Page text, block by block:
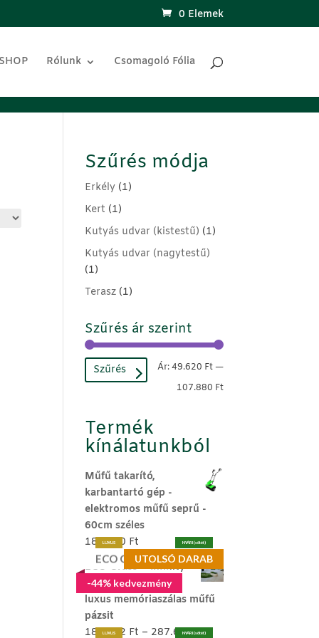
0 Elemek
Rólunk Csomagoló Fólia
Szűrés módja
Erkély (1)
Kert (1)
Kutyás udvar (kistestű) (1)
Kutyás udvar (nagytestű)
(1)
Terasz (1)
Szűrés ár szerint
Min
ár
Max
ár
Szűrés Ár:49.620 Ft—
107.880 Ft
Termék
kínálatunkból
Műfű takarító,
karbantartó gép -
elektromos műfű seprű -
60cm széles
189.990 Ft
ECO Grass®
LUXUS
UTOLSÓ DARAB
NYÁRI (sötét)
-44% kedvezmény
ECO Grass ® Infinity
45mm - kutyabarát
luxus memóriaszálas műfű
pázsit
186.272 Ft – 287.680FtÁrtartomány:
LUXUS NYÁRI (sötét)